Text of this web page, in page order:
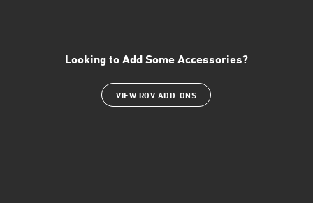
Looking to Add Some Accessories?
VIEW ROV ADD-ONS